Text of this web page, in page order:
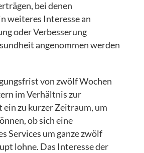
bei denen
weiteres Interesse an
oder Verbesserung
angenommen werden
von zwölf Wochen
im Verhältnis zur
zu kurzer Zeitraum, um
ob sich eine
Services um ganze zwölf
lohne. Das Interesse der